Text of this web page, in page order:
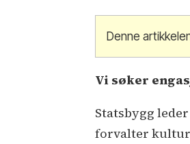
Denne
Vi søker
Statsbygg
forvalter